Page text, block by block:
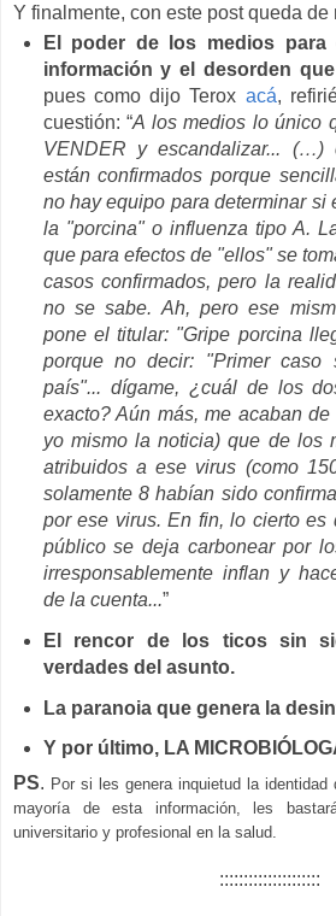
Y finalmente, con este post queda de
El poder de los medios
información y el desorden
pues como dijo Terox acá,
cuestión: “A los medios lo único
VENDER y escandalizar... (…)
están confirmados porque
no hay equipo para determinar si
la "porcina" o influenza tipo A.
que para efectos de "ellos" se
casos confirmados, pero la
no se sabe. Ah, pero ese
pone el titular: "Gripe porcina
porque no decir: "Primer caso
país"... dígame, ¿cuál de los
exacto? Aún más, me acaban
yo mismo la noticia) que de los
atribuidos a ese virus (como
solamente 8 habían sido
por ese virus. En fin, lo cierto es
público se deja carbonear por
irresponsablemente inflan y
de la cuenta...”
El rencor de los ticos sin
verdades del asunto.
La paranoia que genera la
Y por último, LA
PS. Por si les genera inquietud la
mayoría de esta información, les
universitario y profesional en la salud.
:::::::::::::::::::::